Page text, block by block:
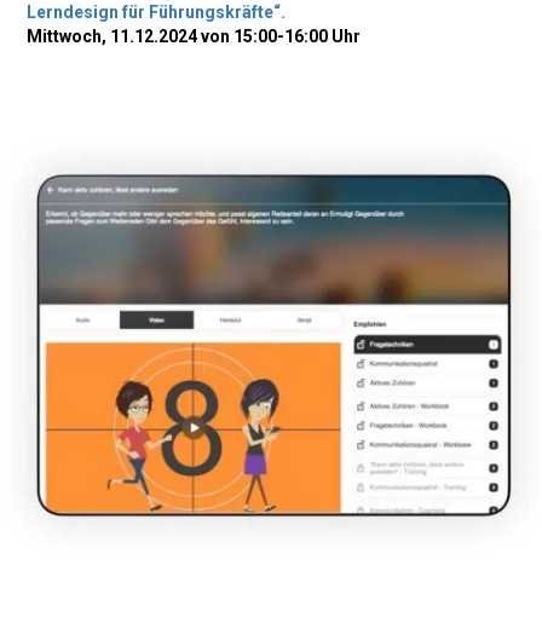
Lerndesign für Führungskräfte“.
Mittwoch, 11.12.2024 von 15:00-16:00 Uhr